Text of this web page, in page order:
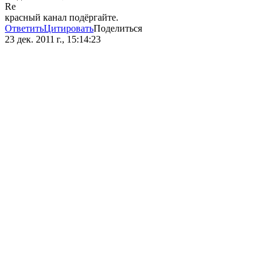
Re
красный канал подёргайте.
ОтветитьЦитироватьПоделиться
23 дек. 2011 г., 15:14:23